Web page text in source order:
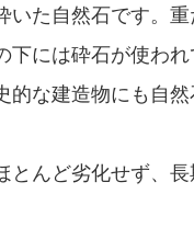
いた自然石です。重
下には砕石が使われ
的な建造物にも自
とんど劣化せず、